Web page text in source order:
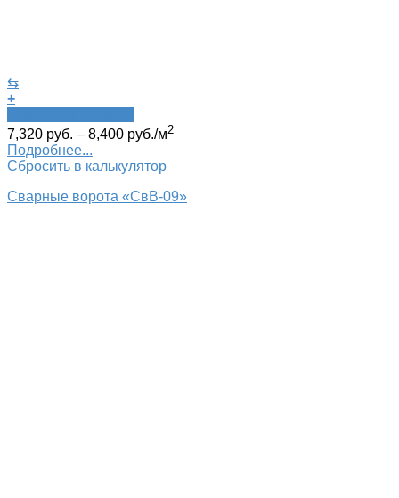
⇆
+
7,320 руб. – 8,400 руб./м2
Подробнее...
Сбросить в калькулятор
Сварные ворота «СвВ-09»‎